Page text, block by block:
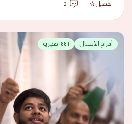
تفضيل 0
أفراح الأشبال ١٤٤٦ هجرية